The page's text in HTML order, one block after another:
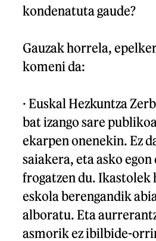
kondenatuta gaude?
Gauzak horrela,
komeni da:
· Euskal Hezkuntza
bat izango sare
ekarpen onenekin. Ez
saiakera, eta asko
frogatzen du. Ikastolek
eskola berengandik
alboratu. Eta
asmorik ez ibilbide-